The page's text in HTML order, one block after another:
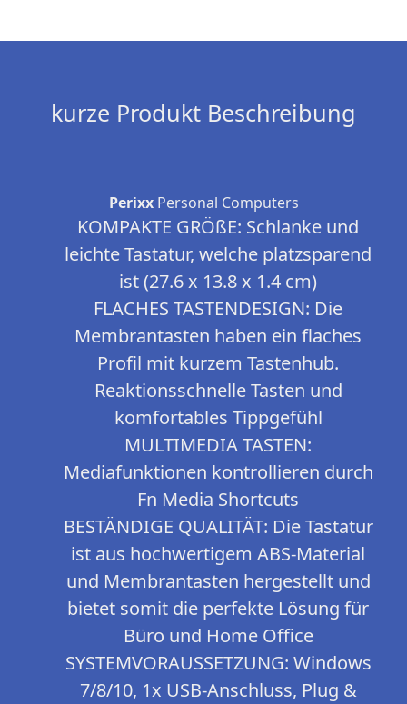
kurze Produkt Beschreibung
PerixxPersonal Computers
KOMPAKTE GRÖßE: Schlanke und
leichte Tastatur, welche platzsparend
ist (27.6 x 13.8 x 1.4 cm)
FLACHES TASTENDESIGN: Die
Membrantasten haben ein flaches
Profil mit kurzem Tastenhub.
Reaktionsschnelle Tasten und
komfortables Tippgefühl
MULTIMEDIA TASTEN:
Mediafunktionen kontrollieren durch
Fn Media Shortcuts
BESTÄNDIGE QUALITÄT: Die Tastatur
ist aus hochwertigem ABS-Material
und Membrantasten hergestellt und
bietet somit die perfekte Lösung für
Büro und Home Office
SYSTEMVORAUSSETZUNG: Windows
7/8/10, 1x USB-Anschluss, Plug &